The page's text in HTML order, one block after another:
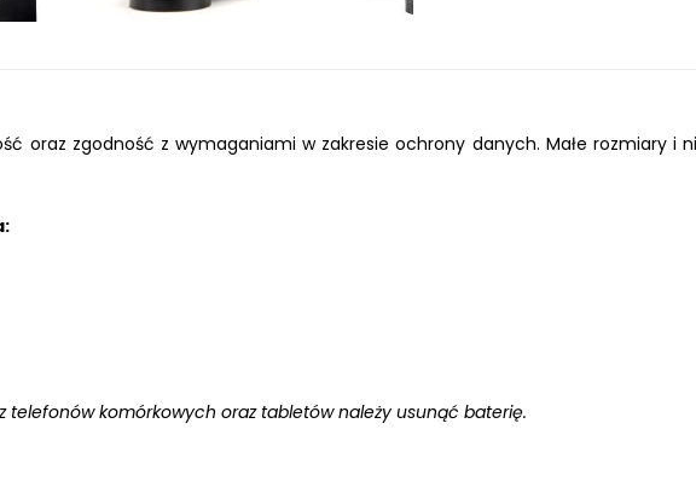
oraz zgodność z wymaganiami w zakresie ochrony danych. Małe rozmiary i
telefonów komórkowych oraz tabletów należy usunąć baterię.